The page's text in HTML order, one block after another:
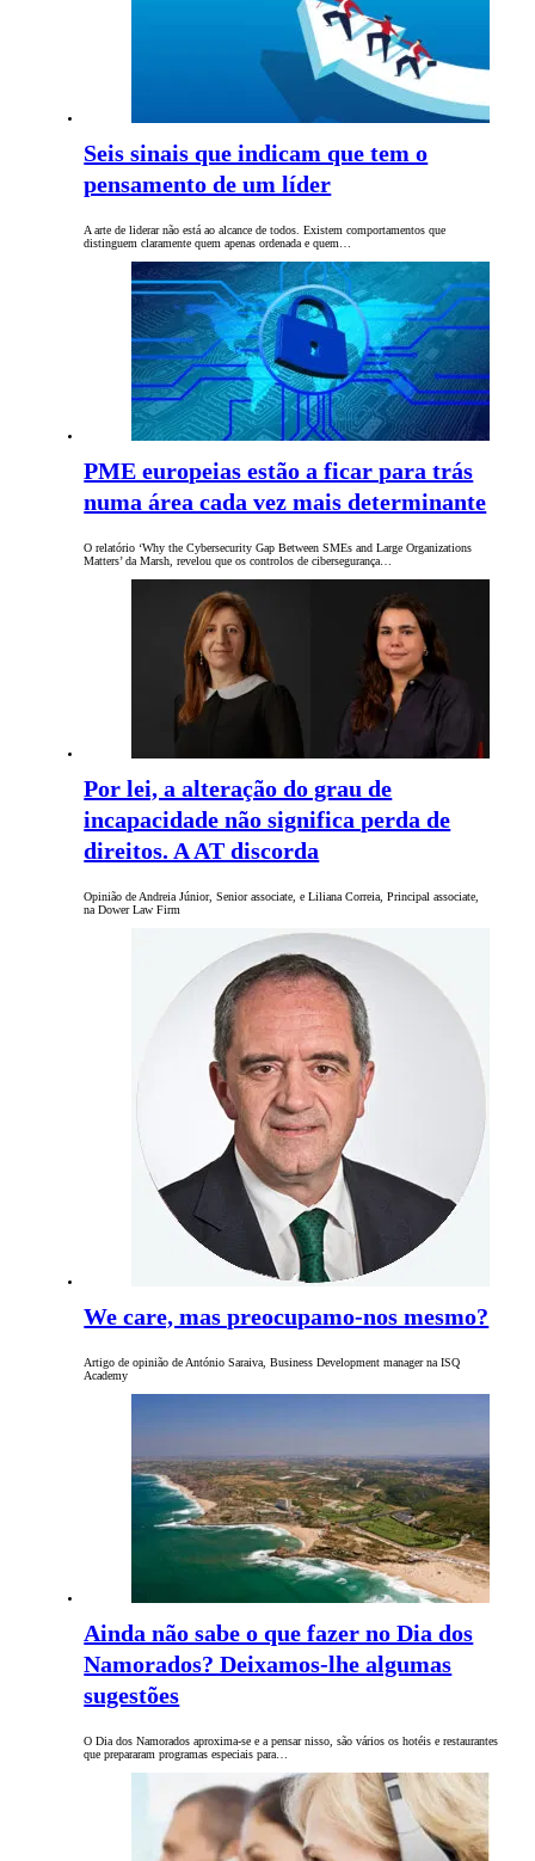
Seis sinais que indicam que tem o
pensamento de um líder
A arte de liderar não está ao alcance de todos. Existem comportamentos que
distinguem claramente quem apenas ordenada e quem…
PME europeias estão a ficar para trás
numa área cada vez mais determinante
O relatório ‘Why the Cybersecurity Gap Between SMEs and Large Organizations
Matters’ da Marsh, revelou que os controlos de cibersegurança…
Por lei, a alteração do grau de
incapacidade não significa perda de
direitos. A AT discorda
Opinião de Andreia Júnior, Senior associate, e Liliana Correia, Principal associate,
na Dower Law Firm
We care, mas preocupamo-nos mesmo?
Artigo de opinião de António Saraiva, Business Development manager na ISQ
Academy
Ainda não sabe o que fazer no Dia dos
Namorados? Deixamos-lhe algumas
sugestões
O Dia dos Namorados aproxima-se e a pensar nisso, são vários os hotéis e restaurantes
que prepararam programas especiais para…